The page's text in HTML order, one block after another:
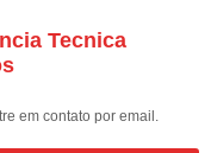
Tecnica
em contato por email.